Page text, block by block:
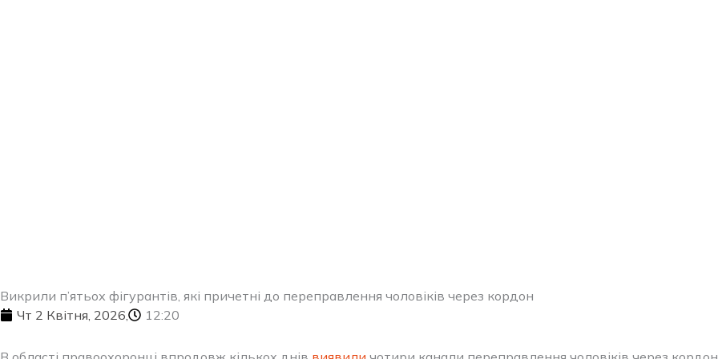
Викрили п’ятьох фігурантів, які причетні до переправлення чоловіків через кордон
Чт 2 Квітня, 2026,
12:20